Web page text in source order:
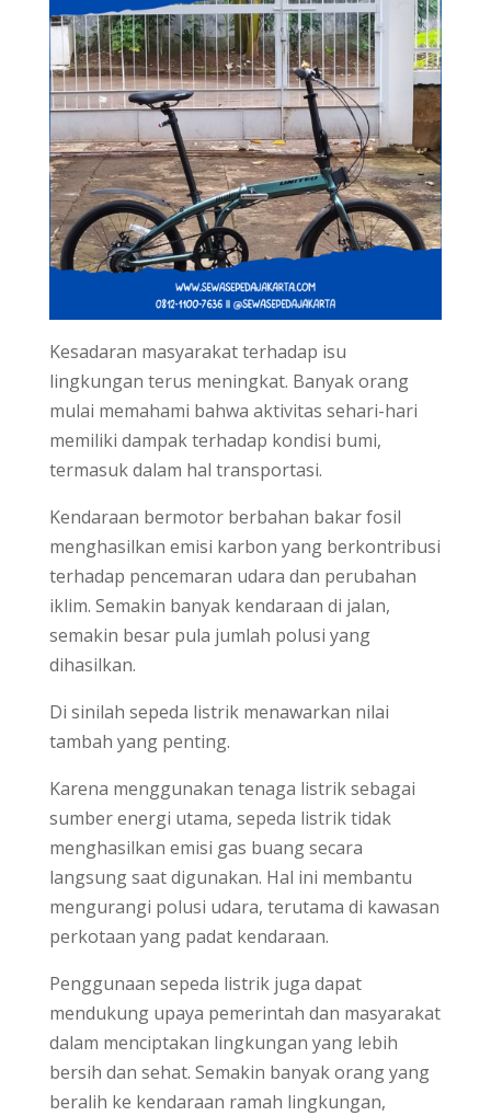
Kesadaran masyarakat terhadap isu
lingkungan terus meningkat. Banyak orang
mulai memahami bahwa aktivitas sehari-hari
memiliki dampak terhadap kondisi bumi,
termasuk dalam hal transportasi.
Kendaraan bermotor berbahan bakar fosil
menghasilkan emisi karbon yang berkontribusi
terhadap pencemaran udara dan perubahan
iklim. Semakin banyak kendaraan di jalan,
semakin besar pula jumlah polusi yang
dihasilkan.
Di sinilah sepeda listrik menawarkan nilai
tambah yang penting.
Karena menggunakan tenaga listrik sebagai
sumber energi utama, sepeda listrik tidak
menghasilkan emisi gas buang secara
langsung saat digunakan. Hal ini membantu
mengurangi polusi udara, terutama di kawasan
perkotaan yang padat kendaraan.
Penggunaan sepeda listrik juga dapat
mendukung upaya pemerintah dan masyarakat
dalam menciptakan lingkungan yang lebih
bersih dan sehat. Semakin banyak orang yang
beralih ke kendaraan ramah lingkungan,